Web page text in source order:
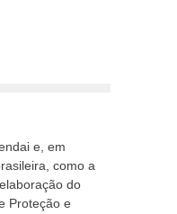
e, em
como a
do
Proteção e